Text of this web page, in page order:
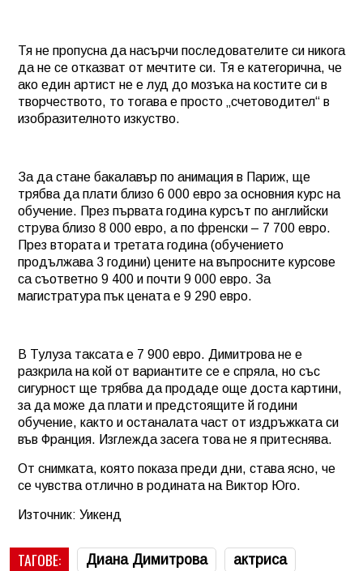
Тя не пропусна да насърчи последователите си никога
да не се отказват от мечтите си. Тя е категорична, че
ако един артист не е луд до мозъка на костите си в
творчеството, то тогава е просто „счетоводител“ в
изобразителното изкуство.
За да стане бакалавър по анимация в Париж, ще
трябва да плати близо 6 000 евро за основния курс на
обучение. През първата година курсът по английски
струва близо 8 000 евро, а по френски – 7 700 евро.
През втората и третата година (обучението
продължава 3 години) цените на въпросните курсове
са съответно 9 400 и почти 9 000 евро. За
магистратура пък цената е 9 290 евро.
В Тулуза таксата е 7 900 евро. Димитрова не е
разкрила на кой от вариантите се е спряла, но със
сигурност ще трябва да продаде още доста картини,
за да може да плати и предстоящите й години
обучение, както и останалата част от издръжката си
във Франция. Изглежда засега това не я притеснява.
От снимката, която показа преди дни, става ясно, че
се чувства отлично в родината на Виктор Юго.
Източник: Уикенд
ТАГОВЕ: Диана Димитрова
актриса